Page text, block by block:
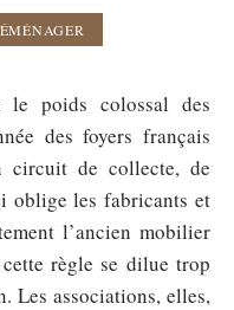
le poids colossal des
des foyers français
circuit de collecte, de
oblige les fabricants et
l’ancien mobilier
règle se dilue trop
Les associations, elles,